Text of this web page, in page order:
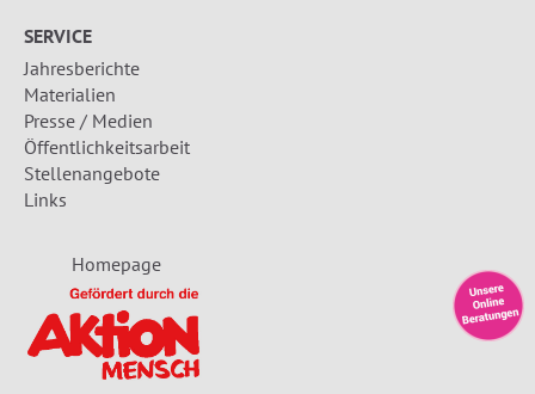
SERVICE
Jahresberichte
Materialien
Presse / Medien
Öffentlichkeitsarbeit
Stellenangebote
Links
Homepage